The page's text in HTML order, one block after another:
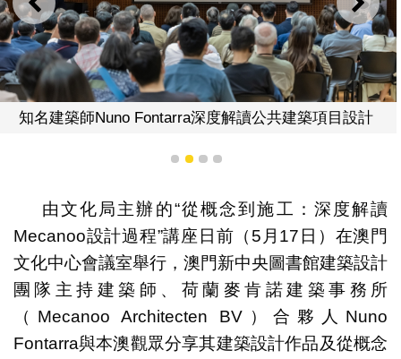
上一則 下一
知名建築師Nuno Fontarra深度解讀公共建築項目設計
1 2 3 4
由文化局主辦的“從概念到施工：深度解讀
Mecanoo設計過程”講座日前（5月17日）在澳門
文化中心會議室舉行，澳門新中央圖書館建築設計
團隊主持建築師、荷蘭麥肯諾建築事務所
（Mecanoo Architecten BV）合夥人Nuno
Fontarra與本澳觀眾分享其建築設計作品及從概念